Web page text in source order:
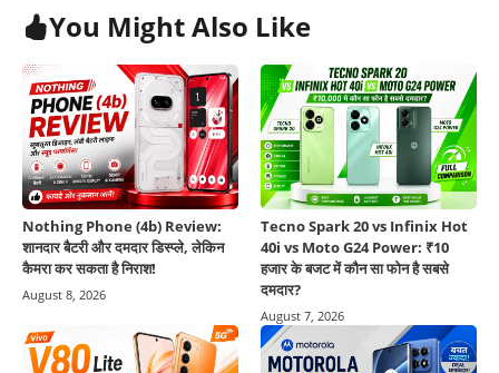
You Might Also Like
Nothing Phone (4b) Review:
शानदार बैटरी और दमदार डिस्प्ले, लेकिन
कैमरा कर सकता है निराश!
August 8, 2026
Tecno Spark 20 vs Infinix Hot
40i vs Moto G24 Power: ₹10
हजार के बजट में कौन सा फोन है सबसे
दमदार?
August 7, 2026